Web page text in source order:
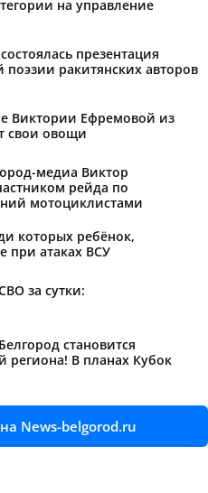
на управление
презентация
ракитянских авторов
Виктории Ефремовой из
свои овощи
медиа Виктор
рейда по
мотоциклистами
которых ребёнок,
при атаках ВСУ
за сутки:
становится
региона! В планах Кубок
News-belgorod.ru